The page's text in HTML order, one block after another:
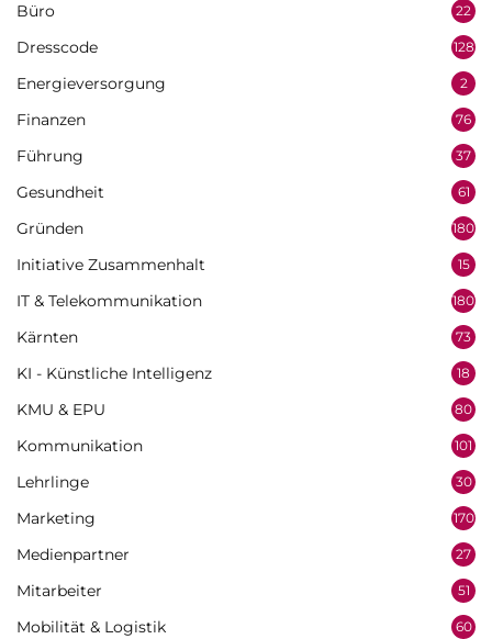
Büro 22
Dresscode 128
Energieversorgung 2
Finanzen 76
Führung 37
Gesundheit 61
Gründen 180
Initiative Zusammenhalt 15
IT & Telekommunikation 180
Kärnten 73
KI - Künstliche Intelligenz 18
KMU & EPU 80
Kommunikation 101
Lehrlinge 30
Marketing 170
Medienpartner 27
Mitarbeiter 51
Mobilität & Logistik 60